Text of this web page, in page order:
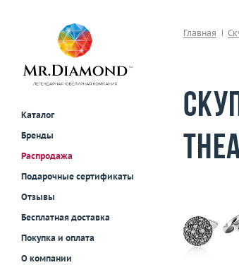
Каталог
Бренды
Распродажа
Подарочные сертификаты
Отзывы
Бесплатная доставка
Покупка и оплата
О компании
Главная